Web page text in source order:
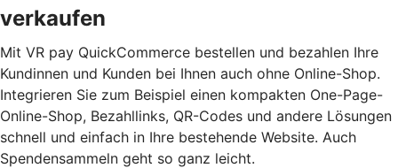
verkaufen
Mit VR pay QuickCommerce bestellen und bezahlen Ihre
Kundinnen und Kunden bei Ihnen auch ohne Online-Shop.
Integrieren Sie zum Beispiel einen kompakten One-Page-
Online-Shop, Bezahllinks, QR-Codes und andere Lösungen
schnell und einfach in Ihre bestehende Website. Auch
Spendensammeln geht so ganz leicht.